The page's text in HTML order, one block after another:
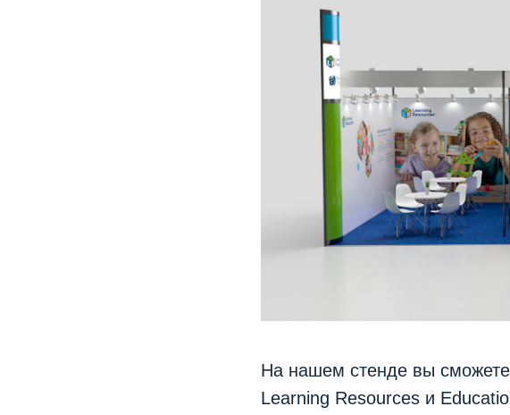
На нашем стенде вы
Learning Resources и